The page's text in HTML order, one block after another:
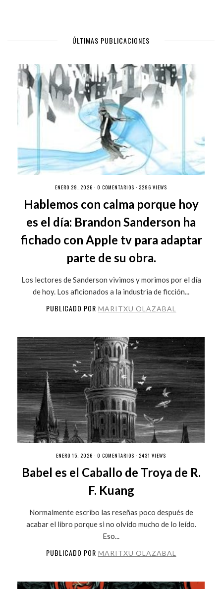
ÚLTIMAS PUBLICACIONES
ENERO 29, 2026 · 0 COMENTARIOS · 3296 VIEWS
Hablemos con calma porque hoy
es el día: Brandon Sanderson ha
fichado con Apple tv para adaptar
parte de su obra.
Los lectores de Sanderson vivimos y morimos por el día
de hoy. Los aficionados a la industria de ficción...
PUBLICADO POR MARITXU OLAZABAL
ENERO 15, 2026 · 0 COMENTARIOS · 2431 VIEWS
Babel es el Caballo de Troya de R.
F. Kuang
Normalmente escribo las reseñas poco después de
acabar el libro porque si no olvido mucho de lo leído.
Eso...
PUBLICADO POR MARITXU OLAZABAL